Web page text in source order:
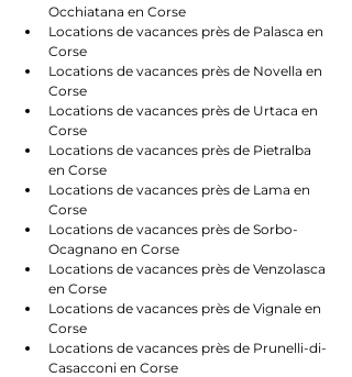
Occhiatana en Corse
Locations de vacances près de Palasca en
Corse
Locations de vacances près de Novella en
Corse
Locations de vacances près de Urtaca en
Corse
Locations de vacances près de Pietralba
en Corse
Locations de vacances près de Lama en
Corse
Locations de vacances près de Sorbo-
Ocagnano en Corse
Locations de vacances près de Venzolasca
en Corse
Locations de vacances près de Vignale en
Corse
Locations de vacances près de Prunelli-di-
Casacconi en Corse